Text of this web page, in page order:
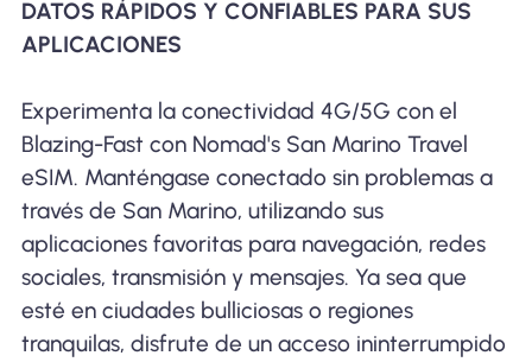
DATOS RÁPIDOS Y CONFIABLES PARA SUS
APLICACIONES
Experimenta la conectividad 4G/5G con el
Blazing-Fast con Nomad's San Marino Travel
eSIM. Manténgase conectado sin problemas a
través de San Marino, utilizando sus
aplicaciones favoritas para navegación, redes
sociales, transmisión y mensajes. Ya sea que
esté en ciudades bulliciosas o regiones
tranquilas, disfrute de un acceso ininterrumpido